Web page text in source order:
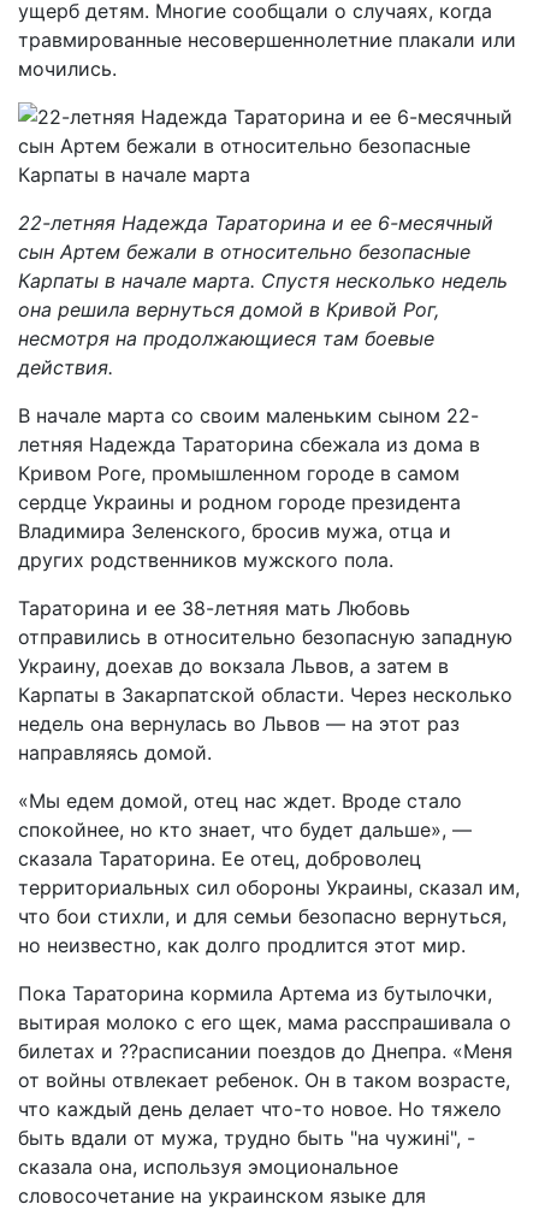
ущерб детям. Многие сообщали о случаях, когда
травмированные несовершеннолетние плакали или
мочились.
22-летняя Надежда Тараторина и ее 6-месячный
сын Артем бежали в относительно безопасные
Карпаты в начале марта. Спустя несколько недель
она решила вернуться домой в Кривой Рог,
несмотря на продолжающиеся там боевые
действия.
В начале марта со своим маленьким сыном 22-
летняя Надежда Тараторина сбежала из дома в
Кривом Роге, промышленном городе в самом
сердце Украины и родном городе президента
Владимира Зеленского, бросив мужа, отца и
других родственников мужского пола.
Тараторина и ее 38-летняя мать Любовь
отправились в относительно безопасную западную
Украину, доехав до вокзала Львов, а затем в
Карпаты в Закарпатской области. Через несколько
недель она вернулась во Львов — на этот раз
направляясь домой.
«Мы едем домой, отец нас ждет. Вроде стало
спокойнее, но кто знает, что будет дальше», —
сказала Тараторина. Ее отец, доброволец
территориальных сил обороны Украины, сказал им,
что бои стихли, и для семьи безопасно вернуться,
но неизвестно, как долго продлится этот мир.
Пока Тараторина кормила Артема из бутылочки,
вытирая молоко с его щек, мама расспрашивала о
билетах и ??расписании поездов до Днепра. «Меня
от войны отвлекает ребенок. Он в таком возрасте,
что каждый день делает что-то новое. Но тяжело
быть вдали от мужа, трудно быть "на чужині", -
сказала она, используя эмоциональное
словосочетание на украинском языке для